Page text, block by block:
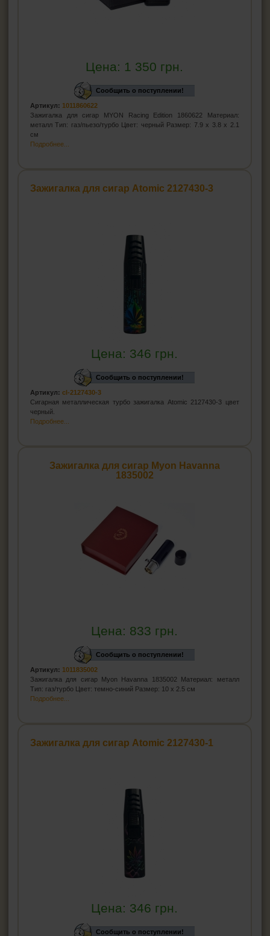
Цена: 1 350 грн.
Сообщить о поступлении!
Артикул: 1011860622
Зажигалка для сигар MYON Racing Edition 1860622 Материал:
металл Тип: газ/пьезо/турбо Цвет: черный Размер: 7.9 x 3.8 х 2.1
см
Подробнее...
Зажигалка для сигар Atomic 2127430-3
Цена: 346 грн.
Сообщить о поступлении!
Артикул: cl-2127430-3
Сигарная металлическая турбо зажигалка Atomic 2127430-3 цвет
черный.
Подробнее...
Зажигалка для сигар Myon Havanna
1835002
Цена: 833 грн.
Сообщить о поступлении!
Артикул: 1011835002
Зажигалка для сигар Myon Havanna 1835002 Материал: металл
Тип: газ/турбо Цвет: темно-синий Размер: 10 х 2.5 см
Подробнее...
Зажигалка для сигар Atomic 2127430-1
Цена: 346 грн.
Сообщить о поступлении!